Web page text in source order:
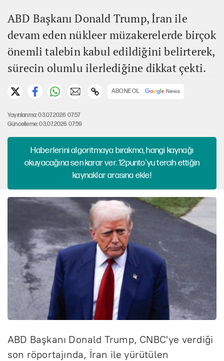
ABD Başkanı Donald Trump, İran ile
devam eden nükleer müzakerelerde birçok
önemli talebin kabul edildiğini belirterek,
sürecin olumlu ilerlediğine dikkat çekti.
ABONE OL
Yayınlanma: 03.07.2026 07:57
Güncelleme: 03.07.2026 07:59
Haberlerini algoritmaya bırakma, hangi kaynağı
okuyacağına sen karar ver. 12punto'yu tercih ettiğin
kaynaklar arasına ekle!
ABD Başkanı Donald Trump, CNBC'ye verdiği
son röportajında, İran ile yürütülen